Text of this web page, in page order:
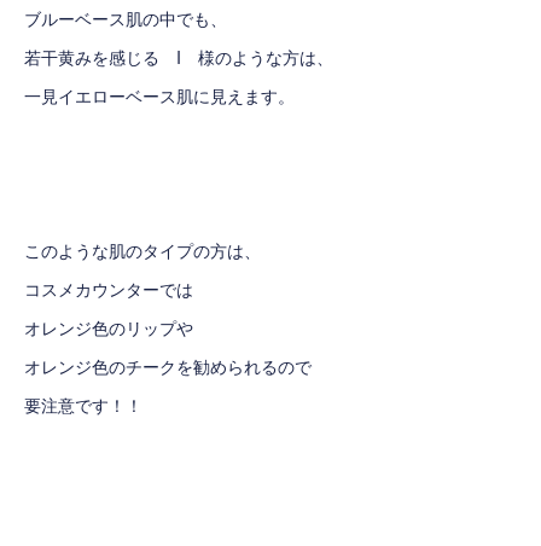
ブルーベース肌の中でも、
若干黄みを感じる I 様のような方は、
一見イエローベース肌に見えます。
このような肌のタイプの方は、
コスメカウンターでは
オレンジ色のリップや
オレンジ色のチークを勧められるので
要注意です！！